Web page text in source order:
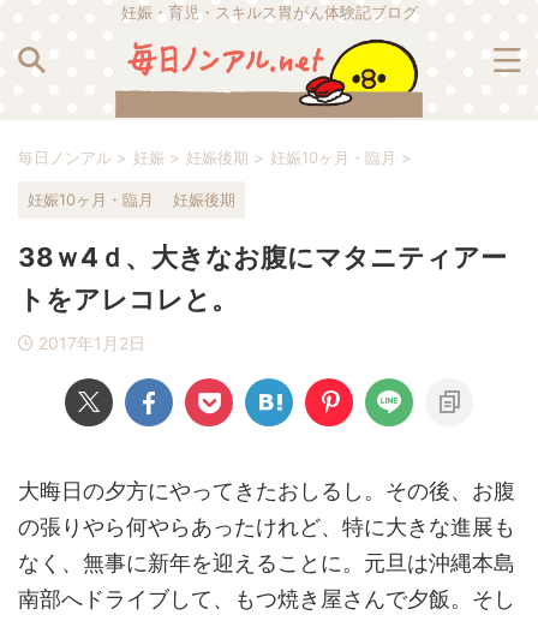
妊娠・育児・スキルス胃がん体験記ブログ
毎日ノンアル > 妊娠 > 妊娠後期 > 妊娠10ヶ月・臨月 >
妊娠10ヶ月・臨月 妊娠後期
38ｗ4ｄ、大きなお腹にマタニティアー
トをアレコレと。
2017年1月2日
大晦日の夕方にやってきたおしるし。その後、お腹
の張りやら何やらあったけれど、特に大きな進展も
なく、無事に新年を迎えることに。元旦は沖縄本島
南部へドライブして、もつ焼き屋さんで夕飯。そし